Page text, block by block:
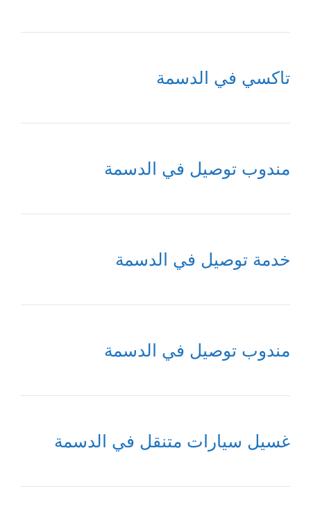
تاكسي في الدسمة
مندوب توصيل في الدسمة
خدمة توصيل في الدسمة
مندوب توصيل في الدسمة
غسيل سيارات متنقل في الدسمة